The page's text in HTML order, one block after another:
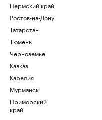
Пермский край
Ростов-на-Дону
Татарстан
Тюмень
Черноземье
Кавказ
Карелия
Мурманск
Приморский
край